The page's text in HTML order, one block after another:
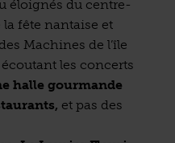
éloignés du centre-
fête nantaise et
Machines de l’île
les concerts
halle gourmande
et pas des